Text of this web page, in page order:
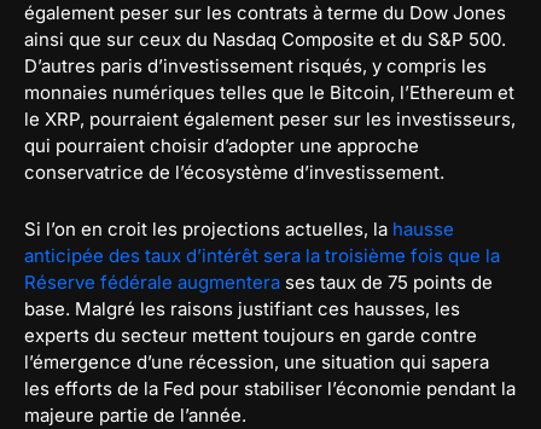
également peser sur les contrats à terme du Dow Jones
ainsi que sur ceux du Nasdaq Composite et du S&P 500.
D’autres paris d’investissement risqués, y compris les
monnaies numériques telles que le Bitcoin, l’Ethereum et
le XRP, pourraient également peser sur les investisseurs,
qui pourraient choisir d’adopter une approche
conservatrice de l’écosystème d’investissement.
Si l’on en croit les projections actuelles, la hausse
anticipée des taux d’intérêt sera la troisième fois que la
Réserve fédérale augmentera ses taux de 75 points de
base. Malgré les raisons justifiant ces hausses, les
experts du secteur mettent toujours en garde contre
l’émergence d’une récession, une situation qui sapera
les efforts de la Fed pour stabiliser l’économie pendant la
majeure partie de l’année.